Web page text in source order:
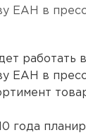
ЕАН в
работать
ЕАН в
года